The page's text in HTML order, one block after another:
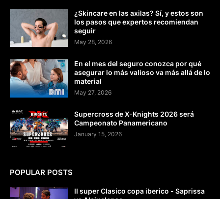
¿Skincare en las axilas? Sí, y estos son
los pasos que expertos recomiendan
seguir
May 28, 2026
En el mes del seguro conozca por qué
asegurar lo más valioso va más allá de lo
material
May 27, 2026
Supercross de X-Knights 2026 será
Campeonato Panamericano
January 15, 2026
POPULAR POSTS
II super Clasico copa iberico - Saprissa